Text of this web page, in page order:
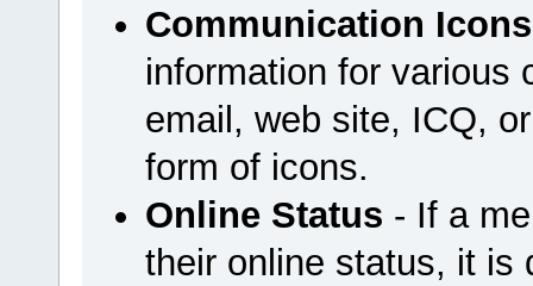
Communication Icons
information for various
email, web site, ICQ,
form of icons.
Online Status - If a
their online status, it is